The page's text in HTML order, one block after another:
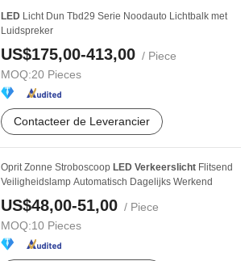
LED Licht Dun Tbd29 Serie Noodauto Lichtbalk met
Luidspreker
US$175,00-413,00 / Piece
MOQ:20 Pieces
Contacteer de Leverancier
Oprit Zonne Stroboscoop LED Verkeerslicht Flitsend
Veiligheidslamp Automatisch Dagelijks Werkend
US$48,00-51,00 / Piece
MOQ:10 Pieces